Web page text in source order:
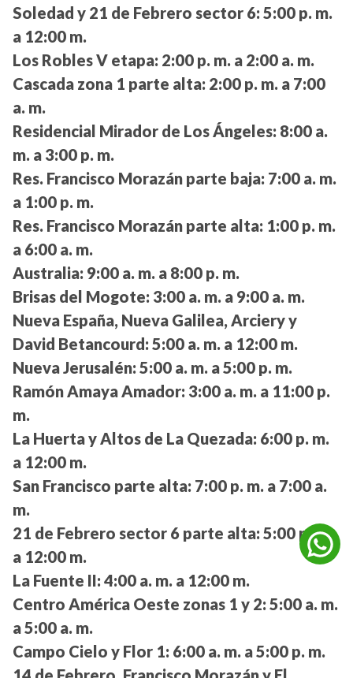
Soledad y 21 de Febrero sector 6: 5:00 p. m.
a 12:00 m.
Los Robles V etapa: 2:00 p. m. a 2:00 a. m.
Cascada zona 1 parte alta: 2:00 p. m. a 7:00
a. m.
Residencial Mirador de Los Ángeles: 8:00 a.
m. a 3:00 p. m.
Res. Francisco Morazán parte baja: 7:00 a. m.
a 1:00 p. m.
Res. Francisco Morazán parte alta: 1:00 p. m.
a 6:00 a. m.
Australia: 9:00 a. m. a 8:00 p. m.
Brisas del Mogote: 3:00 a. m. a 9:00 a. m.
Nueva España, Nueva Galilea, Arciery y
David Betancourd: 5:00 a. m. a 12:00 m.
Nueva Jerusalén: 5:00 a. m. a 5:00 p. m.
Ramón Amaya Amador: 3:00 a. m. a 11:00 p.
m.
La Huerta y Altos de La Quezada: 6:00 p. m.
a 12:00 m.
San Francisco parte alta: 7:00 p. m. a 7:00 a.
m.
21 de Febrero sector 6 parte alta: 5:00 p. m.
a 12:00 m.
La Fuente II: 4:00 a. m. a 12:00 m.
Centro América Oeste zonas 1 y 2: 5:00 a. m.
a 5:00 a. m.
Campo Cielo y Flor 1: 6:00 a. m. a 5:00 p. m.